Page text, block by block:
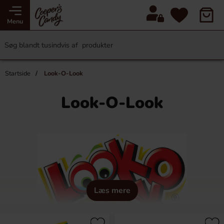
Menu
Startside Look-O-Look
Look-O-Look
Læs mere